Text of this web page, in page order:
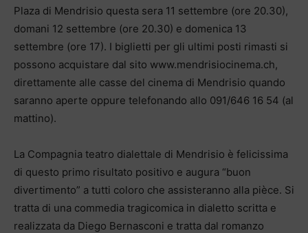
Plaza di Mendrisio questa sera 11 settembre (ore 20.30),
domani 12 settembre (ore 20.30) e domenica 13
settembre (ore 17). I biglietti per gli ultimi posti rimasti si
possono acquistare dal sito www.mendrisiocinema.ch,
direttamente alle casse del cinema di Mendrisio quando
saranno aperte oppure telefonando allo 091/646 16 54 (al
mattino).
La Compagnia teatro dialettale di Mendrisio è felicissima
di questo primo risultato positivo e augura “buon
divertimento” a tutti coloro che assisteranno alla pièce. Si
tratta di una commedia tragicomica in dialetto scritta e
realizzata da Diego Bernasconi e tratta dal romanzo